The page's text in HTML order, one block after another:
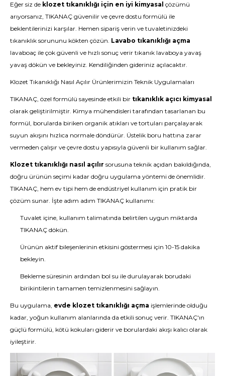
Eğer siz de klozet tıkanıklığı için en iyi kimyasal çözümü
arıyorsanız, TIKANAÇ güvenilir ve çevre dostu formülü ile
beklentilerinizi karşılar. Hemen sipariş verin ve tuvaletinizdeki
tıkanıklık sorununu kökten çözün. Lavabo tıkanıklığı açma
lavaboaç ile çok güvenli ve hızlı sonuç verir tıkanık lavaboya yavaş
yavaş dökün ve bekleyiniz. Kendiliğinden gideriniz açılacaktır.
Klozet Tıkanıklığı Nasıl Açılır Ürünlerimizin Teknik Uygulamaları
TIKANAÇ, özel formülü sayesinde etkili bir tıkanıklık açıcı kimyasal
olarak geliştirilmiştir. Kimya mühendisleri tarafından tasarlanan bu
formül, borularda biriken organik atıkları ve tortuları parçalayarak
suyun akışını hızlıca normale döndürür. Üstelik boru hattına zarar
vermeden çalışır ve çevre dostu yapısıyla güvenli bir kullanım sağlar.
Klozet tıkanıklığı nasıl açılır sorusuna teknik açıdan bakıldığında,
doğru ürünün seçimi kadar doğru uygulama yöntemi de önemlidir.
TIKANAÇ, hem ev tipi hem de endüstriyel kullanım için pratik bir
çözüm sunar. İşte adım adım TIKANAÇ kullanımı:
Tuvalet içine, kullanım talimatında belirtilen uygun miktarda
TIKANAÇ dökün.
Ürünün aktif bileşenlerinin etkisini göstermesi için 10-15 dakika
bekleyin.
Bekleme süresinin ardından bol su ile durulayarak borudaki
birikintilerin tamamen temizlenmesini sağlayın.
Bu uygulama, evde klozet tıkanıklığı açma işlemlerinde olduğu
kadar, yoğun kullanım alanlarında da etkili sonuç verir. TIKANAÇ'ın
güçlü formülü, kötü kokuları giderir ve borulardaki akışı kalıcı olarak
iyileştirir.